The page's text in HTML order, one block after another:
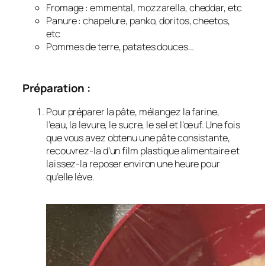
Fromage : emmental, mozzarella, cheddar, etc
Panure : chapelure, panko, doritos, cheetos,
etc
Pommes de terre, patates douces…
Préparation :
Pour préparer la pâte, mélangez la farine,
l’eau, la levure, le sucre, le sel et l’œuf. Une fois
que vous avez obtenu une pâte consistante,
recouvrez-la d’un film plastique alimentaire et
laissez-la reposer environ une heure pour
qu’elle lève.